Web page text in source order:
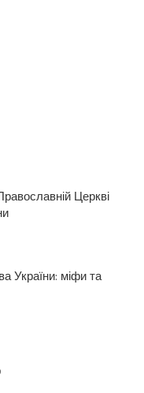
Церкві
України: міфи та